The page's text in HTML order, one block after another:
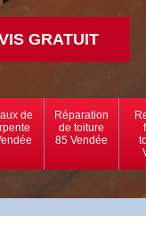
GRATUIT
de
Réparation
de toiture
85 Vendée